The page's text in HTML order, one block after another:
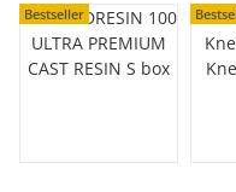
Bestseller